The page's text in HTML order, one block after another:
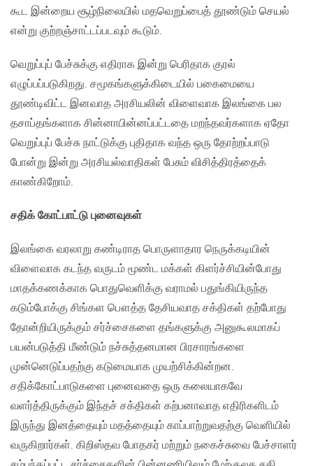
கூட இன்றைய சூழ்நிலையில் மதவெறுப்பைத் தூண்டும் செயல்
என்று குற்றஞ்சாட்டப்படவும் கூடும்.
வெறுப்புப் பேச்சுக்கு எதிராக இன்று பெரிதாக குரல்
எழுப்பப்படுகிறது. சமூகங்களுக்கிடையில் பகைமையை
தூண்டிவிட்ட இனவாத அரசியலின் விளைவாக இலங்கை பல
தசாப்தங்களாக சின்னாபின்னப்பட்டதை மறந்தவர்களாக ஏதோ
வெறுப்புப் பேச்சு நாட்டுக்கு புதிதாக வந்த ஒரு தோற்றப்பாடு
போன்று இன்று அரசியல்வாதிகள் பேசும் விசித்திரத்தைக்
காண்கிறோம்.
சதிக் கோட்பாட்டு புனைவுகள்
இலங்கை வரலாறு கண்டிராத பொருளாதார நெருக்கடியின்
விளைவாக கடந்த வருடம் மூண்ட மக்கள் கிளர்ச்சியின்போது
மாதக்கணக்காக பொதுவெளிக்கு வராமல் பதுங்கியிருந்த
கடும்போக்கு சிங்கள பௌத்த தேசியவாத சக்திகள் தற்போது
தோன்றியிருக்கும் சர்ச்சைகளை தங்களுக்கு அனுகூலமாகப்
பயன்படுத்தி மீண்டும் நச்சுத்தனமான பிரசாரங்களை
முன்னெடுப்பதற்கு கடுமையாக முயற்சிக்கின்றன.
சதிக்கோட்பாடுகளை புனைவதை ஒரு கலையாகவே
வளர்த்திருக்கும் இந்தச் சக்திகள் கற்பனாவாத எதிரிகளிடம்
இருந்து இனத்தையும் மதத்தையும் காப்பாற்றுவதற்கு வெளியில்
வருகிறார்கள். கிறிஸ்தவ போதகர் மற்றும் நகைச்சுவை பேச்சாளர்